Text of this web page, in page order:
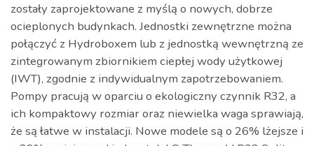
zostały zaprojektowane z myślą o nowych, dobrze
ocieplonych budynkach. Jednostki zewnętrzne można
połączyć z Hydroboxem lub z jednostką wewnętrzną ze
zintegrowanym zbiornikiem ciepłej wody użytkowej
(IWT), zgodnie z indywidualnym zapotrzebowaniem.
Pompy pracują w oparciu o ekologiczny czynnik R32, a
ich kompaktowy rozmiar oraz niewielka waga sprawiają,
że są łatwe w instalacji. Nowe modele są o 26% lżejsze i